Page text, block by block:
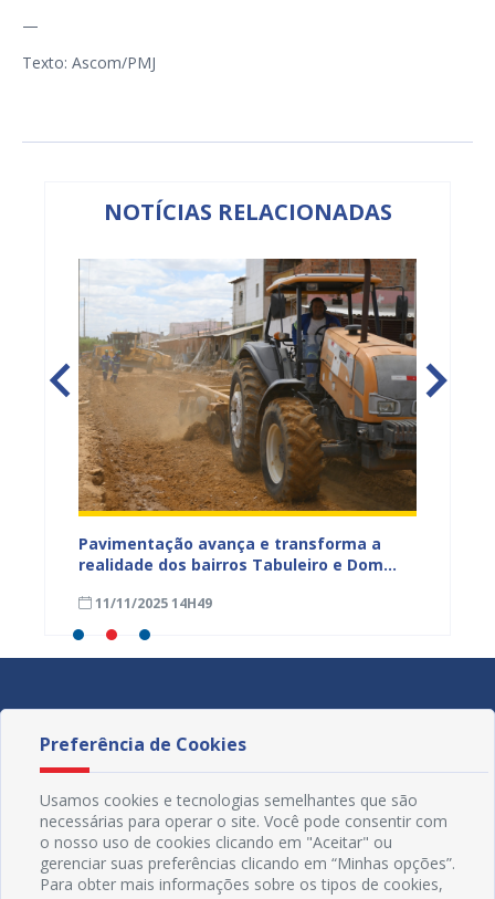
—
Texto: Ascom/PMJ
NOTÍCIAS RELACIONADAS
Pavimentação avança e transforma a
realidade dos bairros Tabuleiro e Dom
11/11/2025 14H49
Preferência de Cookies
Usamos cookies e tecnologias semelhantes que são
necessárias para operar o site. Você pode consentir com
o nosso uso de cookies clicando em "Aceitar" ou
gerenciar suas preferências clicando em “Minhas opções”.
Para obter mais informações sobre os tipos de cookies,